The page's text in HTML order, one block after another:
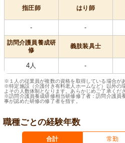
指圧師 はり師
- -
訪問介護員養成研
修
義肢装具士
4人 -
※１人の従業員が複数の資格を取得している場合が
※特定施設（介護付き有料老人ホームなど）以外の
よその人数体制となります。あらかじめご了承くだ
※訪問介護員養成研修相当研修修了者：訪問介護員
事が認めた研修の修了者を指す。
職種ごとの経験年数
合計 常勤